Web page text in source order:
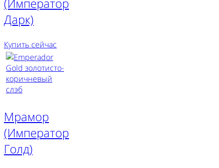
Дарк)
Купить сейчас
Мрамор
(Император
Голд)